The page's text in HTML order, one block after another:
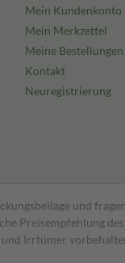
Mein Kundenkonto
Mein Merkzettel
Meine Bestellungen
Kontakt
Neuregistrierung
und
Preisempfehlung
Irrtümer